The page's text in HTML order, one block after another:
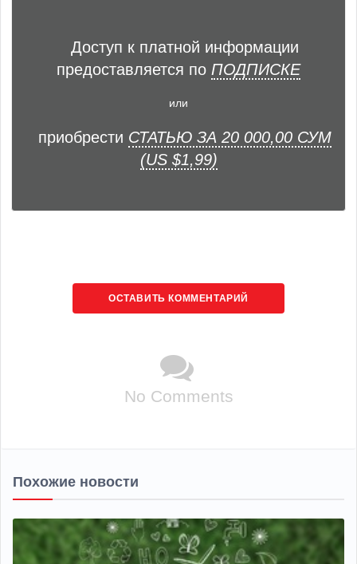
Доступ к платной информации
предоставляется по ПОДПИСКЕ
или
приобрести СТАТЬЮ ЗА 20 000,00 СУМ
(US $1,99)
ОСТАВИТЬ КОММЕНТАРИЙ
No Comments
Похожие новости